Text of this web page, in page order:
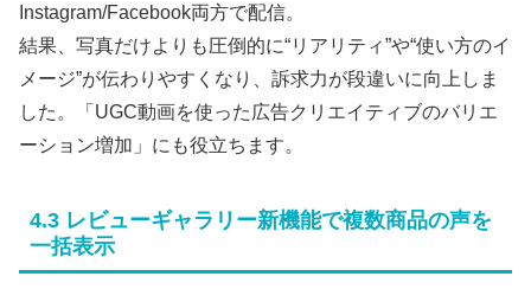
Instagram/Facebook両方で配信。
結果、写真だけよりも圧倒的に“リアリティ”や“使い方のイ
メージ”が伝わりやすくなり、訴求力が段違いに向上しま
した。「UGC動画を使った広告クリエイティブのバリエ
ーション増加」にも役立ちます。
4.3 レビューギャラリー新機能で複数商品の声を
一括表示